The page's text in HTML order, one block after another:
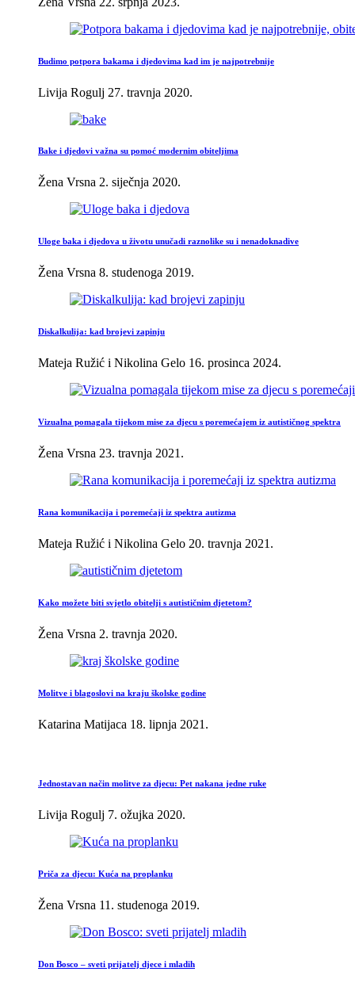
Budimo potpora bakama i djedovima kad im je najpotrebnije
Livija Rogulj 27. travnja 2020.
Bake i djedovi važna su pomoć modernim obiteljima
Žena Vrsna 2. siječnja 2020.
Uloge baka i djedova u životu unučadi raznolike su i nenadoknadive
Žena Vrsna 8. studenoga 2019.
Diskalkulija: kad brojevi zapinju
Mateja Ružić i Nikolina Gelo 16. prosinca 2024.
Vizualna pomagala tijekom mise za djecu s poremećajem iz autističnog spektra
Žena Vrsna 23. travnja 2021.
Rana komunikacija i poremećaji iz spektra autizma
Mateja Ružić i Nikolina Gelo 20. travnja 2021.
Kako možete biti svjetlo obitelji s autističnim djetetom?
Žena Vrsna 2. travnja 2020.
Molitve i blagoslovi na kraju školske godine
Katarina Matijaca 18. lipnja 2021.
Jednostavan način molitve za djecu: Pet nakana jedne ruke
Livija Rogulj 7. ožujka 2020.
Priča za djecu: Kuća na proplanku
Žena Vrsna 11. studenoga 2019.
Don Bosco – sveti prijatelj djece i mladih